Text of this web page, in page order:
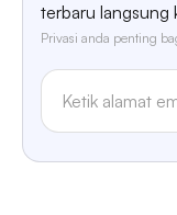
terbaru langsung
Privasi anda penting